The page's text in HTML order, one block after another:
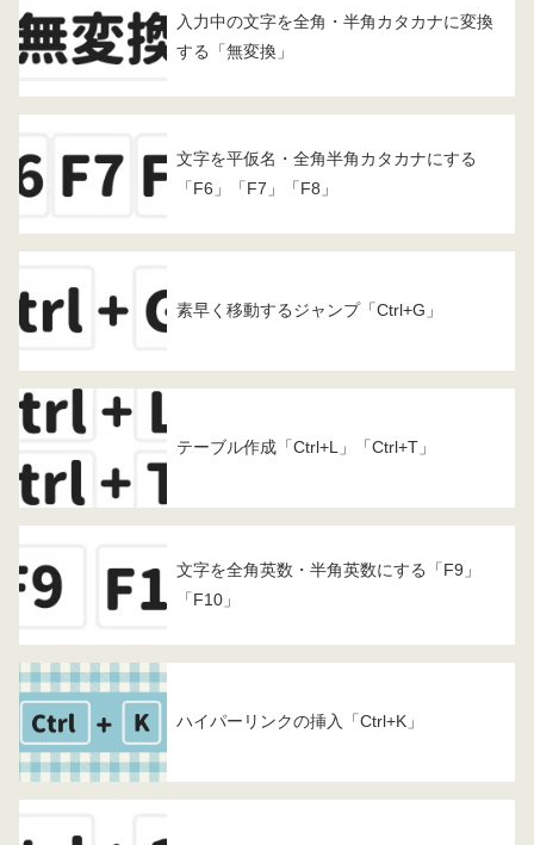
入力中の文字を全角・半角カタカナに変換
する「無変換」
文字を平仮名・全角半角カタカナにする
「F6」「F7」「F8」
素早く移動するジャンプ「Ctrl+G」
テーブル作成「Ctrl+L」「Ctrl+T」
文字を全角英数・半角英数にする「F9」
「F10」
ハイパーリンクの挿入「Ctrl+K」